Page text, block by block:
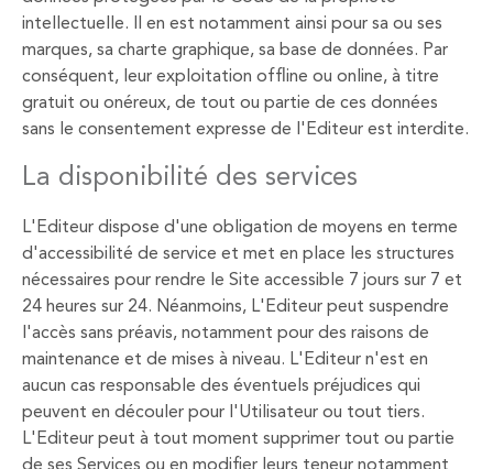
intellectuelle. Il en est notamment ainsi pour sa ou ses
marques, sa charte graphique, sa base de données. Par
conséquent, leur exploitation offline ou online, à titre
gratuit ou onéreux, de tout ou partie de ces données
sans le consentement expresse de l'Editeur est interdite.
La disponibilité des services
L'Editeur dispose d'une obligation de moyens en terme
d'accessibilité de service et met en place les structures
nécessaires pour rendre le Site accessible 7 jours sur 7 et
24 heures sur 24. Néanmoins, L'Editeur peut suspendre
l'accès sans préavis, notamment pour des raisons de
maintenance et de mises à niveau. L'Editeur n'est en
aucun cas responsable des éventuels préjudices qui
peuvent en découler pour l'Utilisateur ou tout tiers.
L'Editeur peut à tout moment supprimer tout ou partie